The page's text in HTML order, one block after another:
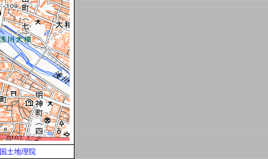
国土地理院